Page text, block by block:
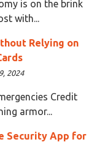
is on the brink
with...
Relying on
2024
Credit
armor...
Security App for